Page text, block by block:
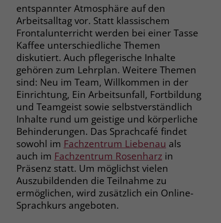
entspannter Atmosphäre auf den
Arbeitsalltag vor. Statt klassischem
Frontalunterricht werden bei einer Tasse
Kaffee unterschiedliche Themen
diskutiert. Auch pflegerische Inhalte
gehören zum Lehrplan. Weitere Themen
sind: Neu im Team, Willkommen in der
Einrichtung, Ein Arbeitsunfall, Fortbildung
und Teamgeist sowie selbstverständlich
Inhalte rund um geistige und körperliche
Behinderungen. Das Sprachcafé findet
sowohl im Fachzentrum Liebenau als
auch im Fachzentrum Rosenharz in
Präsenz statt. Um möglichst vielen
Auszubildenden die Teilnahme zu
ermöglichen, wird zusätzlich ein Online-
Sprachkurs angeboten.
Name _fbp
Anbieter Facebook
Laufzeit 3 Monate
Zweck
Der Zweck von _fbp ist vollständig auf
die Werbe- und Analysebemühungen
von Facebook zurückzuführen. Dieses
Cookie ist ein Erstanbieter-Cookie, d. h.
Facebook platziert es, während ein
Verbraucher auf Facebook ist. Dieses
Cookie verfolgt die Besuche eines
Nutzers auf verschiedenen Websites
und meldet dieses Verhalten an
Facebook. Facebook kann dann die
gesammelten Daten nutzen, um den
Nutzer besser zu verstehen und
bessere, relevantere Werbung zu